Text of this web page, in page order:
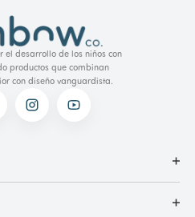
el desarrollo de los niños con
productos que combinan
con diseño vanguardista.